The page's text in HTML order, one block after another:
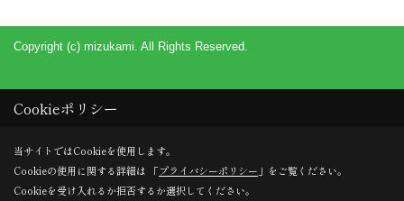
Copyright (c) mizukami. All Rights Reserved.
Cookieポリシー
当サイトではCookieを使用します。
Cookieの使用に関する詳細は 「プライバシーポリシー 」をご覧ください。
Cookieを受け入れるか拒否するか選択してください。